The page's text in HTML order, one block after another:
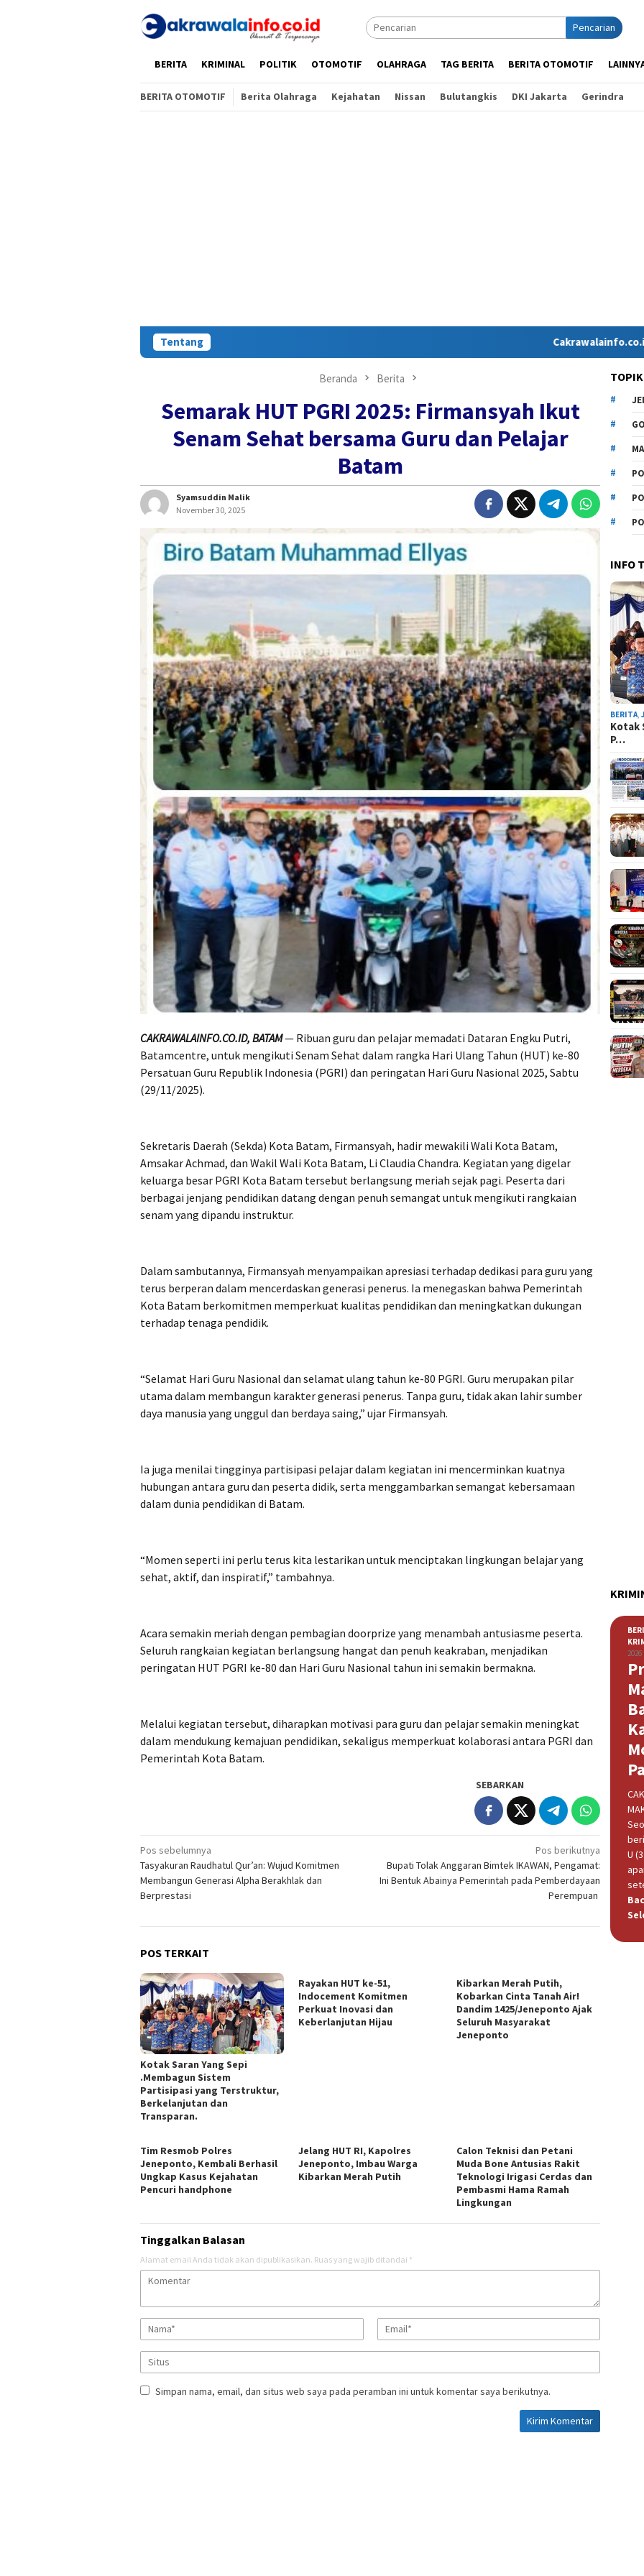
Pencarian
HOMEBERITA KRIMINAL POLITIK OTOMOTIF OLAHRAGA TAG BERITA BERITA OTOMOTIF
BERITA OTOMOTIF Berita Olahraga Kejahatan Nissan Bulutangkis DKI Jakarta Gerindra
Tentang Cakrawalainfo.co.id hadir
Beranda Berita
Semarak HUT PGRI 2025: Firmansyah Ikut
Senam Sehat bersama Guru dan Pelajar
Batam
Syamsuddin Malik
November 30, 2025
CAKRAWALAINFO.CO.ID, BATAM— Ribuan guru dan pelajar memadati Dataran Engku Putri,
Batamcentre, untuk mengikuti Senam Sehat dalam rangka Hari Ulang Tahun (HUT) ke-80
Persatuan Guru Republik Indonesia (PGRI) dan peringatan Hari Guru Nasional 2025, Sabtu
(29/11/2025).
Sekretaris Daerah (Sekda) Kota Batam, Firmansyah, hadir mewakili Wali Kota Batam,
Amsakar Achmad, dan Wakil Wali Kota Batam, Li Claudia Chandra. Kegiatan yang digelar
keluarga besar PGRI Kota Batam tersebut berlangsung meriah sejak pagi. Peserta dari
berbagai jenjang pendidikan datang dengan penuh semangat untuk mengikuti rangkaian
senam yang dipandu instruktur.
Dalam sambutannya, Firmansyah menyampaikan apresiasi terhadap dedikasi para guru yang
terus berperan dalam mencerdaskan generasi penerus. Ia menegaskan bahwa Pemerintah
Kota Batam berkomitmen memperkuat kualitas pendidikan dan meningkatkan dukungan
terhadap tenaga pendidik.
“Selamat Hari Guru Nasional dan selamat ulang tahun ke-80 PGRI. Guru merupakan pilar
utama dalam membangun karakter generasi penerus. Tanpa guru, tidak akan lahir sumber
daya manusia yang unggul dan berdaya saing,” ujar Firmansyah.
Ia juga menilai tingginya partisipasi pelajar dalam kegiatan ini mencerminkan kuatnya
hubungan antara guru dan peserta didik, serta menggambarkan semangat kebersamaan
dalam dunia pendidikan di Batam.
“Momen seperti ini perlu terus kita lestarikan untuk menciptakan lingkungan belajar yang
sehat, aktif, dan inspiratif,” tambahnya.
Acara semakin meriah dengan pembagian doorprize yang menambah antusiasme peserta.
Seluruh rangkaian kegiatan berlangsung hangat dan penuh keakraban, menjadikan
peringatan HUT PGRI ke-80 dan Hari Guru Nasional tahun ini semakin bermakna.
Melalui kegiatan tersebut, diharapkan motivasi para guru dan pelajar semakin meningkat
dalam mendukung kemajuan pendidikan, sekaligus memperkuat kolaborasi antara PGRI dan
Pemerintah Kota Batam.
SEBARKAN
Navigasi
pos
Pos sebelumnya
Tasyakuran Raudhatul Qur’an: Wujud Komitmen
Membangun Generasi Alpha Berakhlak dan
Berprestasi
Pos berikutnya
Bupati Tolak Anggaran Bimtek IKAWAN, Pengamat:
Ini Bentuk Abainya Pemerintah pada Pemberdayaan
Perempuan ‎
POS TERKAIT
Kotak Saran Yang Sepi
.Membagun Sistem
Partisipasi yang Terstruktur,
Berkelanjutan dan
Transparan.
Rayakan HUT ke-51,
Indocement Komitmen
Perkuat Inovasi dan
Keberlanjutan Hijau
Kibarkan Merah Putih,
Kobarkan Cinta Tanah Air!
Dandim 1425/Jeneponto Ajak
Seluruh Masyarakat
Jeneponto
Tim Resmob Polres
Jeneponto, Kembali Berhasil
Ungkap Kasus Kejahatan
Pencuri handphone
Jelang HUT RI, Kapolres
Jeneponto, Imbau Warga
Kibarkan Merah Putih
Calon Teknisi dan Petani
Muda Bone Antusias Rakit
Teknologi Irigasi Cerdas dan
Pembasmi Hama Ramah
Lingkungan
Tinggalkan Balasan
Alamat email Anda tidak akan dipublikasikan. Ruas yang wajib ditandai *
Simpan nama, email, dan situs web saya pada peramban ini untuk komentar saya berikutnya.
INFO
BERITA ,
Kotak
P…
2026
U